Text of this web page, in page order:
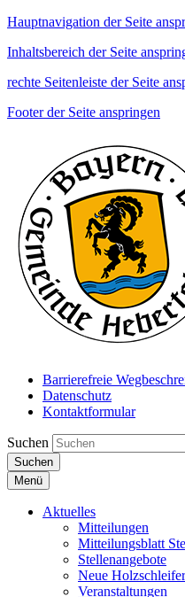
Hauptnavigation der Seite
Inhaltsbereich der Seite
rechte Seitenleiste der Seite
Footer der Seite anspringen
Barrierefreie
Datenschutz
Kontaktformular
Suchen
Suchen
Menü
Aktuelles
Mitteilungen
Mitteilungsblatt
Stellenangebote
Neue
Veranstaltungen